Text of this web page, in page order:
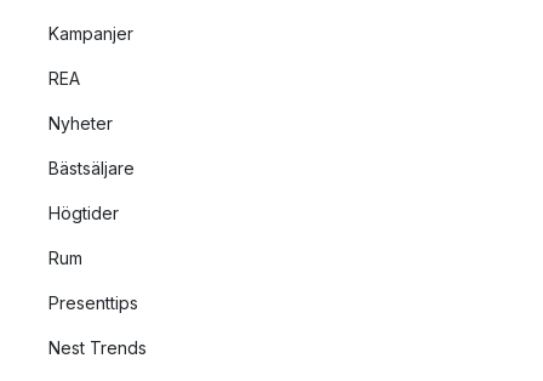
Kampanjer
REA
Nyheter
Bästsäljare
Högtider
Rum
Presenttips
Nest Trends